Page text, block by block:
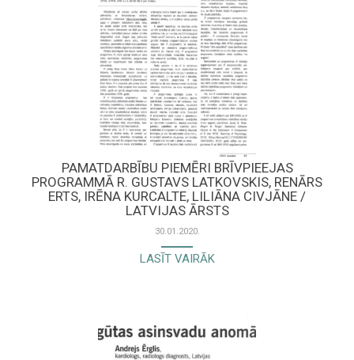
PAMATDARBĪBU PIEMĒRI BRĪVPIEEJAS
PROGRAMMĀ R. GUSTAVS LATKOVSKIS, RENĀRS
ERTS, IRĒNA KURCALTE, LILIĀNA CIVJĀNE /
LATVIJAS ĀRSTS
30.01.2020.
LASĪT VAIRĀK